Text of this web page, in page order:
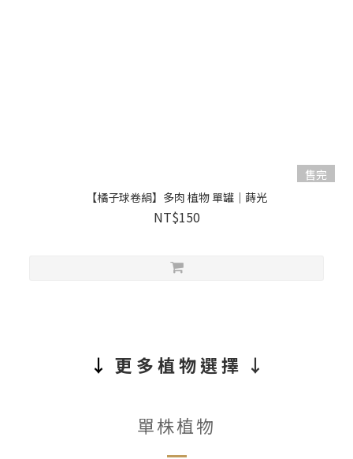
售完
【橘子球卷絹】多肉 植物 單罐｜蒔光
NT$150
↓ 更 多 植 物 選 擇↓
單株植物